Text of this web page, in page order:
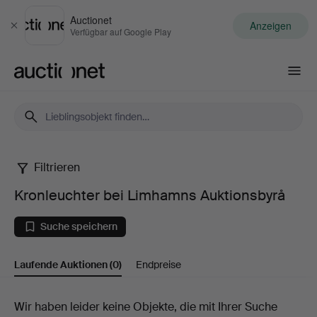
Schließen
Auctionet
Verfügbar auf Google Play Anzeigen
Kronleuchter
bei
Limhamns
Auktionsbyrå
Filtrieren
Kronleuchter bei Limhamns Auktionsbyrå
Suche speichern
Laufende Auktionen(0) Endpreise
Laufende
Wir haben leider keine Objekte, die mit Ihrer Suche